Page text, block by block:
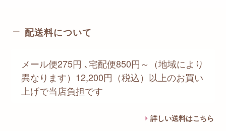
配送料について
メール便275円 ､宅配便850円～（地域により
異なります）12,200円（税込）以上のお買い
上げで当店負担です
詳しい送料はこちら